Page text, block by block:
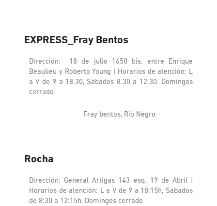
EXPRESS_Fray Bentos
Dirección: 18 de julio 1650 bis. entre Enrique
Beaulieu y Roberto Young | Horarios de atención: L
a V de 9 a 18.30, Sábados 8.30 a 12.30. Domingos
cerrado
Fray bentos, Río Negro
Rocha
Dirección: General Artigas 143 esq. 19 de Abril |
Horarios de atención: L a V de 9 a 18:15h, Sábados
de 8:30 a 12:15h, Domingos cerrado